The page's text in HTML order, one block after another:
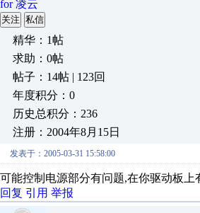
for 凌云
关注 私信
精华：1帖
求助：0帖
帖子：14帖 | 123回
年度积分：0
历史总积分：236
注册：2004年8月15日
发表于：2005-03-31 15:58:00
可能控制电源部分有问题,在你驱动板
回复 引用 举报